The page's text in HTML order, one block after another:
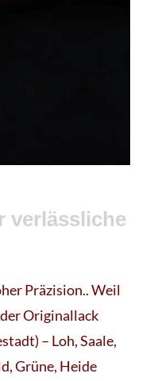
verlässliche
Präzision.. Weil
Originallack
– Loh, Saale,
Grüne, Heide